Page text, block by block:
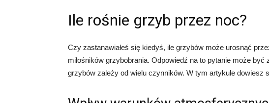
Ile rośnie grzyb przez noc?
Czy zastanawiałeś się kiedyś, ile grzybów może urosnąć
miłośników grzybobrania. Odpowiedź na to pytanie może
grzybów zależy od wielu czynników. W tym artykule dowiesz